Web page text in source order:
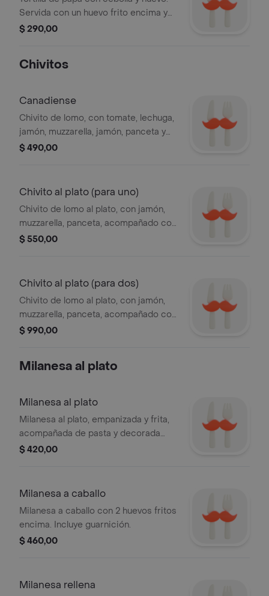
Servida con un huevo frito encima y
decorada con ciboulette.
$ 290,00
Chivitos
Canadiense
Chivito de lomo, con tomate, lechuga,
jamón, muzzarella, jamón, panceta y
huevo frito, con guarnición de frita
$ 490,00
Chivito al plato (para uno)
Chivito de lomo al plato, con jamón,
muzzarella, panceta, acompañado con
guarnición de fritas, mixta y rusa
$ 550,00
Chivito al plato (para dos)
Chivito de lomo al plato, con jamón,
muzzarella, panceta, acompañado con
guarnición de fritas, mixta y rusa
$ 990,00
Milanesa al plato
Milanesa al plato
Milanesa al plato, empanizada y frita,
acompañada de pasta y decorada
con almendras y hojas verdes.
$ 420,00
Milanesa a caballo
Milanesa a caballo con 2 huevos fritos
encima. Incluye guarnición.
$ 460,00
Milanesa rellena